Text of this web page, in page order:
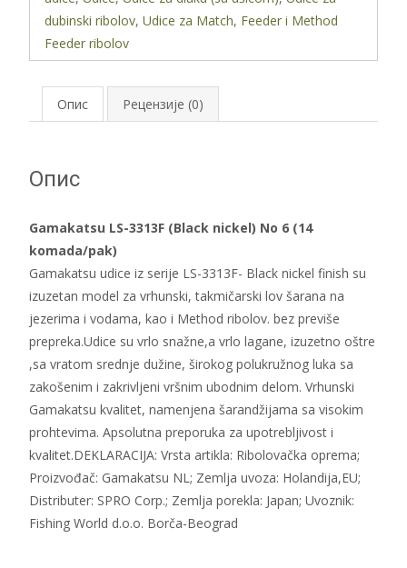
(14
количина
dubinski ribolov, Udice za Match, Feeder i Method
Feeder ribolov
Опис Рецензије (0)
Опис
Gamakatsu LS-3313F (Black nickel) No 6 (14
komada/pak)
Gamakatsu udice iz serije LS-3313F- Black nickel finish su
izuzetan model za vrhunski, takmičarski lov šarana na
jezerima i vodama, kao i Method ribolov. bez previše
prepreka.Udice su vrlo snažne,a vrlo lagane, izuzetno oštre
,sa vratom srednje dužine, širokog polukružnog luka sa
zakošenim i zakrivljeni vršnim ubodnim delom. Vrhunski
Gamakatsu kvalitet, namenjena šarandžijama sa visokim
prohtevima. Apsolutna preporuka za upotrebljivost i
kvalitet.DEKLARACIJA: Vrsta artikla: Ribolovačka oprema;
Proizvođač: Gamakatsu NL; Zemlja uvoza: Holandija,EU;
Distributer: SPRO Corp.; Zemlja porekla: Japan; Uvoznik:
Fishing World d.o.o. Borča-Beograd